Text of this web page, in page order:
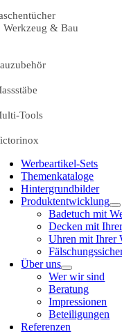
Werkzeug & Bau
Tools
Werbeartikel-Sets
Themenkataloge
Hintergrundbilder
Produktentwicklung
Badetuch mit
Decken mit
Uhren mit Ihrer
Über uns
Wer wir sind
Beratung
Impressionen
Beteiligungen
Referenzen